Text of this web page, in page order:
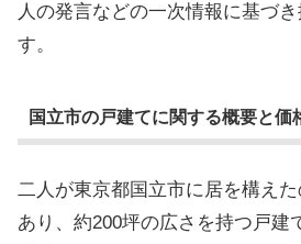
人の発言などの一次情報に基づ
す。
国立市の戸建てに関する概要と価
二人が東京都国立市に居を構え
あり、約200坪の広さを持つ戸建